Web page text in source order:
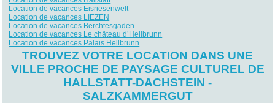
Location de vacances Eisriesenwelt
Location de vacances LIEZEN
Location de vacances Berchtesgaden
Location de vacances Le château d’Hellbrunn
Location de vacances Palais Hellbrunn
TROUVEZ VOTRE LOCATION DANS UNE
VILLE PROCHE DE PAYSAGE CULTUREL DE
HALLSTATT-DACHSTEIN -
SALZKAMMERGUT